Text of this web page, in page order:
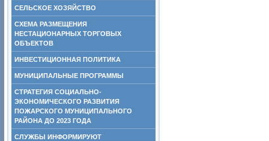
СЕЛЬСКОЕ ХОЗЯЙСТВО
СХЕМА РАЗМЕЩЕНИЯ
НЕСТАЦИОНАРНЫХ ТОРГОВЫХ
ОБЪЕКТОВ
ИНВЕСТИЦИОННАЯ ПОЛИТИКА
МУНИЦИПАЛЬНЫЕ ПРОГРАММЫ
СТРАТЕГИЯ СОЦИАЛЬНО-
ЭКОНОМИЧЕСКОГО РАЗВИТИЯ
ПОЖАРСКОГО МУНИЦИПАЛЬНОГО
РАЙОНА ДО 2023 ГОДА
СЛУЖБЫ ИНФОРМИРУЮТ